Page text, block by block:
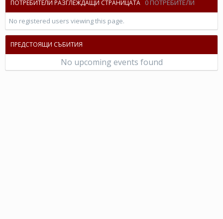
ПОТРЕБИТЕЛИ РАЗГЛЕЖДАЩИ СТРАНИЦАТА 0 ПОТРЕБИТЕЛИ
No registered users viewing this page.
ПРЕДСТОЯЩИ СЪБИТИЯ
No upcoming events found